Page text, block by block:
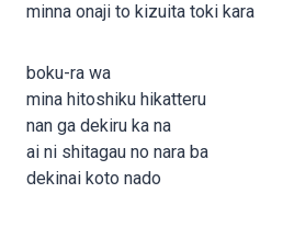
minna onaji to kizuita toki kara
boku-ra wa
mina hitoshiku hikatteru
nan ga dekiru ka na
ai ni shitagau no nara ba
dekinai koto nado